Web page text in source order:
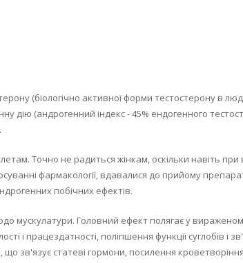
(біологічно активної форми тестостерону в
дію (андрогенний індекс - 45% ендогенного
Точно не радиться жінкам, оскільки навіть
фармакології, вдавалися до прийому
побічних ефектів.
мускулатури. Головний ефект полягає у
працездатності, поліпшення функції суглобів і
що зв'язує статеві гормони, посилення